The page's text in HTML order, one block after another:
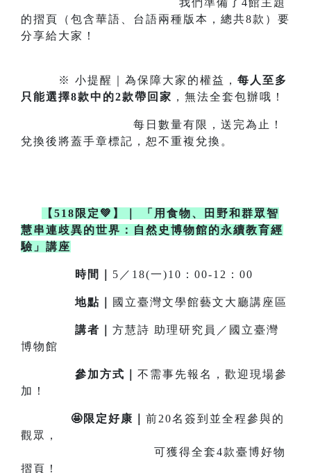
我們準備了4館主題
的摺頁（包含華語、台語兩種版本，總共8款）要
分享給大家！
※ 小提醒｜為保障大家的權益， 每人至多
只能選擇8款中的2款帶回家 ，無法全套包辦哦！
每日數量有限，送完為止！
兌換後將蓋手章標記，恕不重複兌換。
【518限定💚】
「用食物、田野和群眾智
慧串連歧異的世界：自然史博物館的永續教育經
驗」講座
時間｜ 5／18(一)10：00-12：00
地點｜ 國立臺灣文學館藝文大廳講座區
講者｜ 方慧詩 助理研究員／國立臺灣
博物館
參加方式｜ 不需事先報名，歡迎現場參
加！
🤩限定好康｜ 前20名簽到並全程參與的
觀眾，
可獲得全套4款臺博好物
摺頁！